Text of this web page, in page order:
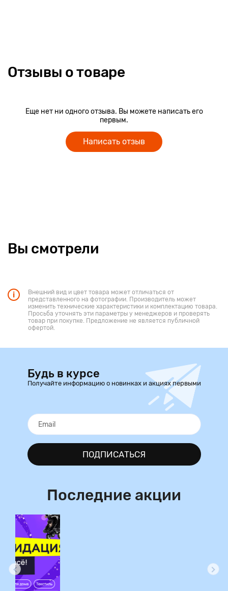
Отзывы о товаре
Еще нет ни одного отзыва. Вы можете написать его
первым.
Написать отзыв
Вы смотрели
Внешний вид и цвет товара может отличаться от
представленного на фотографии. Производитель может
изменить технические характеристики и комплектацию товара.
Просьба уточнять эти параметры у менеджеров и проверять
товар при покупке. Предложение не является публичной
офертой.
Будь в курсе
Получайте информацию о новинках и акциях первыми
ПОДПИСАТЬСЯ
Последние акции